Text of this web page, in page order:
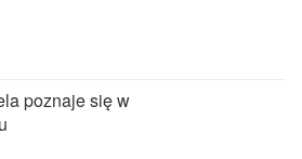
poznaje się w